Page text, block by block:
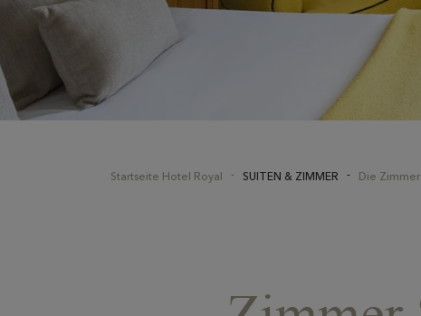
Startseite Hotel Royal SUITEN & ZIMMER Die Zimmer